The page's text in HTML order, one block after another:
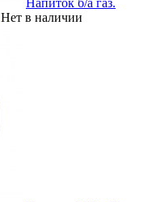
Нет в наличии